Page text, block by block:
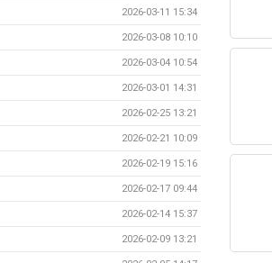
2026-03-11 15:34
2026-03-08 10:10
2026-03-04 10:54
2026-03-01 14:31
2026-02-25 13:21
2026-02-21 10:09
2026-02-19 15:16
2026-02-17 09:44
2026-02-14 15:37
2026-02-09 13:21